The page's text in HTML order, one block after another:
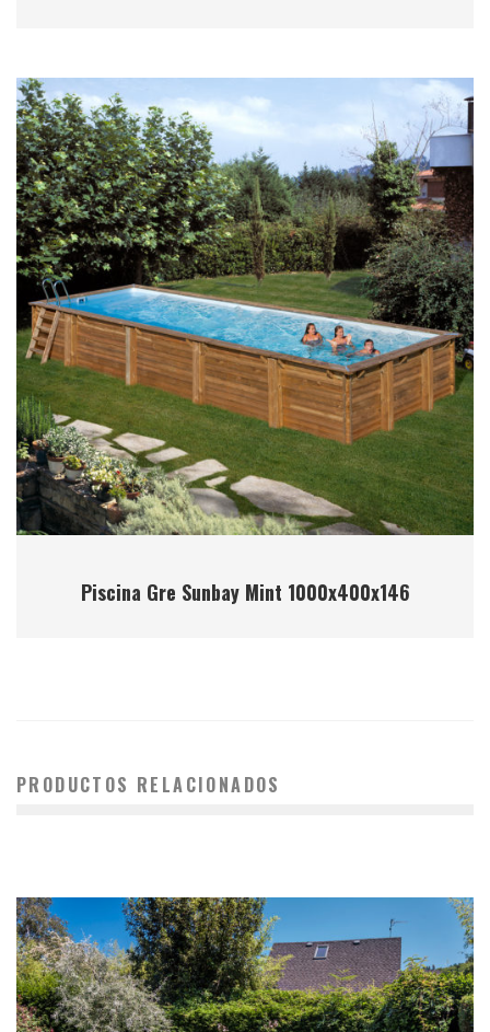
Piscina Gre Sunbay Mint 1000x400x146
PRODUCTOS RELACIONADOS